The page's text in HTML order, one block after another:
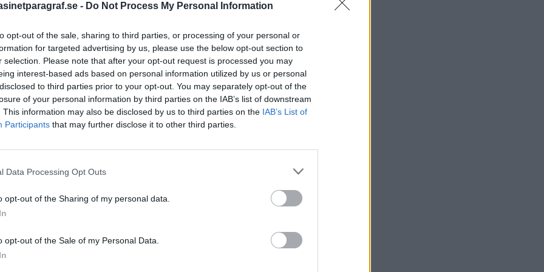
- Do Not Process My Personal Information
opt-out of the sale, sharing to third parties, or processing of your personal or
for targeted advertising by us, please use the below opt-out section to
selection. Please note that after your opt-out request is processed you may
interest-based ads based on personal information utilized by us or personal
to third parties prior to your opt-out. You may separately opt-out of the
of your personal information by third parties on the IAB’s list of downstream
This information may also be disclosed by us to third parties on the IAB’s List of
Participants that may further disclose it to other third parties.
Data Processing Opt Outs
opt-out of the Sharing of my personal data.
opt-out of the Sale of my Personal Data.
Då är det slut på
som gäller. Då
annorlunda
ersätts med
Nietzsche och
kokar inombords. Vi har
laget men ligger
mot kvinnor. Hatet
och framförallt på
men förföljde Daniel
STÖD OSS
Stöd Para§rafs bevakning av rättssäkerheten
PRENUMERERA PÅ PARA§RAFS NYHETSBREV
Andreas
Börje R P Carlsson